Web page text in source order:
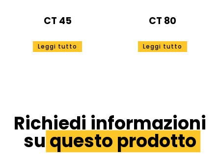
CT 45
Leggi tutto
CT 80
Leggi tutto
Richiedi informazioni
su questo prodotto